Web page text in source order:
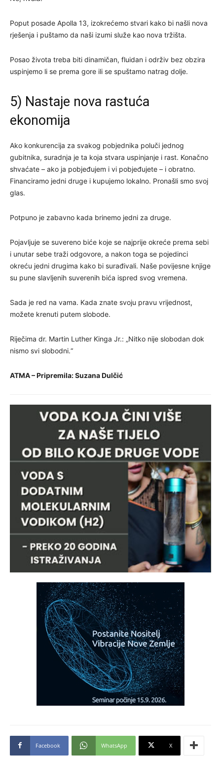
Poput posade Apolla 13, izokrećemo stvari kako bi našli nova
rješenja i puštamo da naši izumi služe kao nova tržišta.
Posao života treba biti dinamičan, fluidan i održiv bez obzira
uspinjemo li se prema gore ili se spuštamo natrag dolje.
5) Nastaje nova rastuća
ekonomija
Ako konkurencija za svakog pobjednika poluči jednog
gubitnika, suradnja je ta koja stvara uspinjanje i rast. Konačno
shvaćate – ako ja pobjeđujem i vi pobjeđujete – i obratno.
Financiramo jedni druge i kupujemo lokalno. Pronašli smo svoj
glas.
Potpuno je zabavno kada brinemo jedni za druge.
Pojavljuje se suvereno biće koje se najprije okreće prema sebi
i unutar sebe traži odgovore, a nakon toga se pojedinci
okreću jedni drugima kako bi surađivali. Naše povijesne knjige
su pune slavljenih suverenih bića ispred svog vremena.
Sada je red na vama. Kada znate svoju pravu vrijednost,
možete krenuti putem slobode.
Riječima dr. Martin Luther Kinga Jr.: „Nitko nije slobodan dok
nismo svi slobodni.“
ATMA – Pripremila: Suzana Dulčić
Facebook WhatsApp X